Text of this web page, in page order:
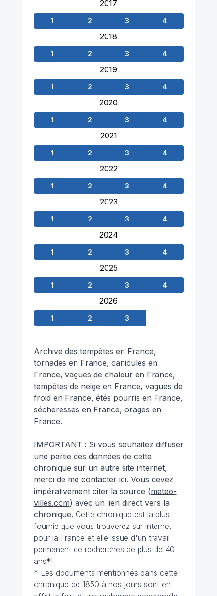
2017
1 2 3 4
2018
1 2 3 4
2019
1 2 3 4
2020
1 2 3 4
2021
1 2 3 4
2022
1 2 3 4
2023
1 2 3 4
2024
1 2 3 4
2025
1 2 3 4
2026
1 2 3
Archive des tempêtes en France,
tornades en France, canicules en
France, vagues de chaleur en France,
tempêtes de neige en France, vagues de
froid en France, étés pourris en France,
sécheresses en France, orages en
France.
IMPORTANT : Si vous souhaitez diffuser
une partie des données de cette
chronique sur un autre site internet,
merci de me contacter ici. Vous devez
impérativement citer la source (meteo-
villes.com) avec un lien direct vers la
chronique. Cette chronique est la plus
fournie que vous trouverez sur internet
pour la France et elle issue d'un travail
permanent de recherches de plus de 40
ans*!
* Les documents mentionnés dans cette
chronique de 1850 à nos jours sont en